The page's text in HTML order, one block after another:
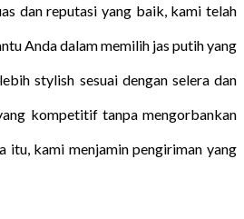
dan reputasi yang baik, kami telah
Anda dalam memilih jas putih yang
stylish sesuai dengan selera dan
kompetitif tanpa mengorbankan
itu, kami menjamin pengiriman yang